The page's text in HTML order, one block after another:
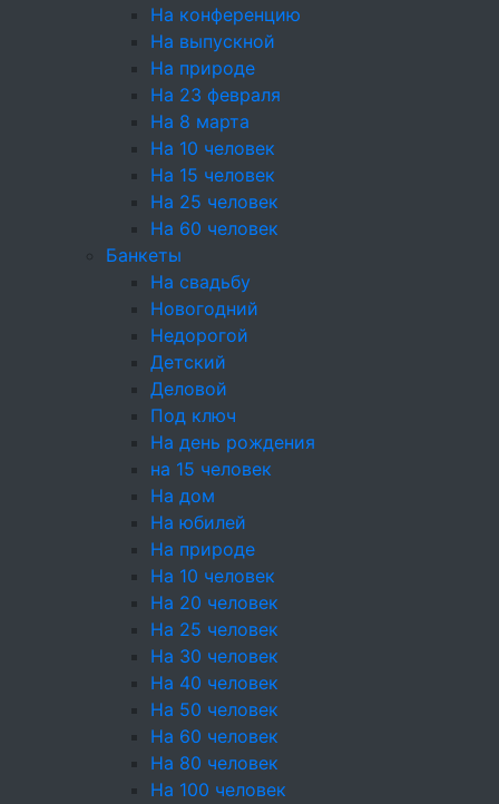
На конференцию
На выпускной
На природе
На 23 февраля
На 8 марта
На 10 человек
На 15 человек
На 25 человек
На 60 человек
Банкеты
На свадьбу
Новогодний
Недорогой
Детский
Деловой
Под ключ
На день рождения
на 15 человек
На дом
На юбилей
На природе
На 10 человек
На 20 человек
На 25 человек
На 30 человек
На 40 человек
На 50 человек
На 60 человек
На 80 человек
На 100 человек
2. Сведения об Операторе
2.1. Полное наименование: Индивидуальный
предприниматель Емельянов Даниил
2.2. ИНН: 482622253228.
2.3. ОГРНИП: 325470400102510.
2.4. Адрес регистрации: 188538, Ленинградская
область, Ломоносовский р-н, ТСН
Простоквашино, ул. Почтальона Печкина,
2.5. Адрес фактической деятельности: 127550,
г. Москва, ул. Прянишникова, д. 19А, стр. 1.
2.6. Контактный телефон Оператора
по вопросам обработки персональных данных:
+7 (495) 226-61-49.
2.7. Адрес электронной почты Оператора
по вопросам обработки персональных данных:
event@cateringincity.ru.
2.8. База данных, содержащая персональные
данные граждан Российской Федерации,
находится по адресу: г. Санкт-Петербург, ул.
Заставская, д. 22, корпус 2, литера А.
3. Основные понятия